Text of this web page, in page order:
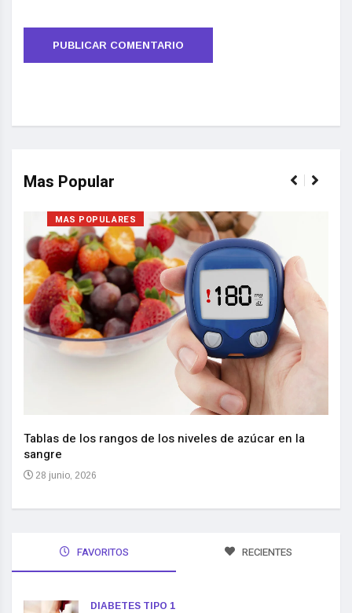
Mas Popular
MAS POPULARES
Tablas de los rangos de los niveles de azúcar en la
sangre
28 junio, 2026
FAVORITOS RECIENTES
DIABETES TIPO 1